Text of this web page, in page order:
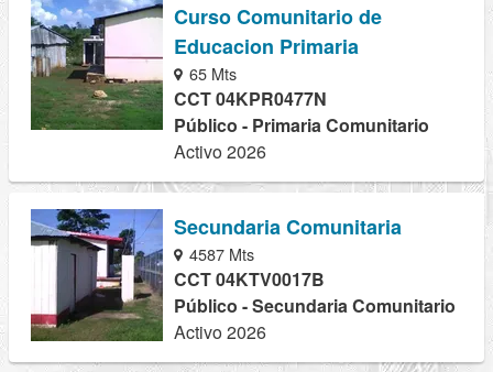
Curso Comunitario de
Educacion Primaria
65 Mts
CCT 04KPR0477N
Público - Primaria Comunitario
Activo 2026
Secundaria Comunitaria
4587 Mts
CCT 04KTV0017B
Público - Secundaria Comunitario
Activo 2026